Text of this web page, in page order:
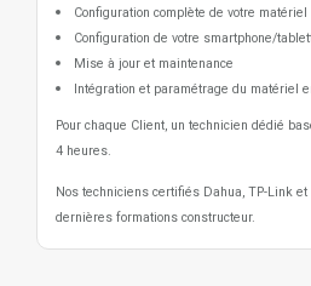
Configuration complète de votre
Configuration de votre smartphone/
Mise à jour et maintenance
Intégration et paramétrage du matériel
Pour chaque Client, un technicien dédié
4 heures.
Nos techniciens certifiés Dahua, TP-Link
dernières formations constructeur.